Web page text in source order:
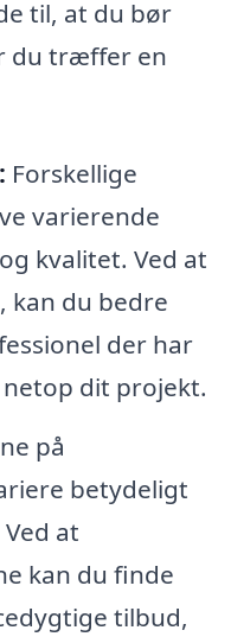
til, at du bør
du træffer en
Forskellige
varierende
kvalitet. Ved at
kan du bedre
der har
dit projekt.
på
betydeligt
at
kan du finde
tilbud,